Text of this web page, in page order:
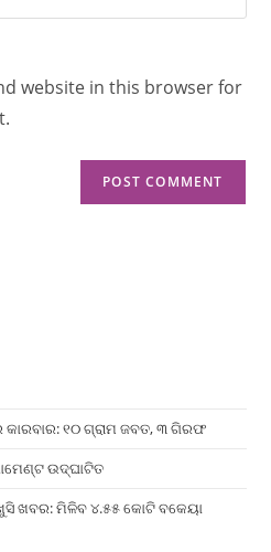
website in this browser for
୧୦ ଗ୍ରାମ ଜବତ, ୩ ଗିରଫ
ଉଦ୍ଘାଟିତ
ଖବର: ମିଳିବ ୪.୫୫ କୋଟି ବକେୟା